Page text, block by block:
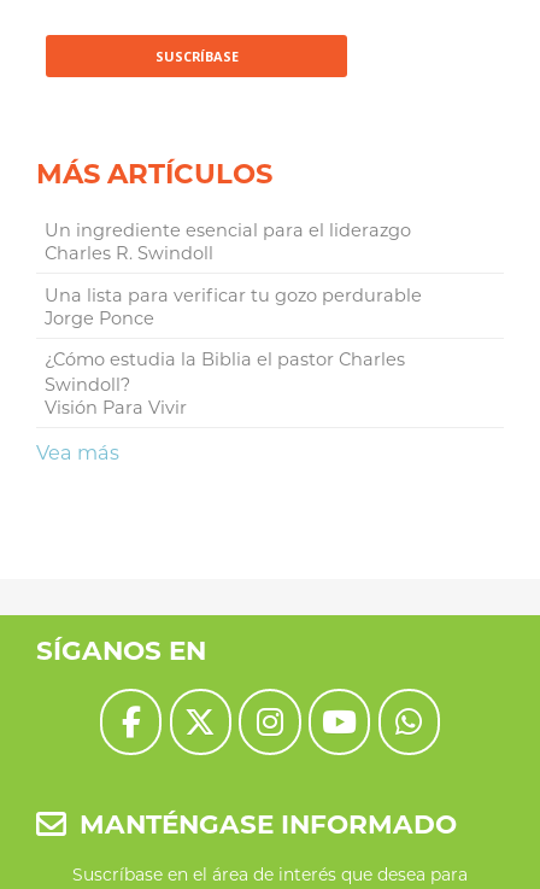
MÁS ARTÍCULOS
Un ingrediente esencial para el liderazgo
Charles R. Swindoll
Una lista para verificar tu gozo perdurable
Jorge Ponce
¿Cómo estudia la Biblia el pastor Charles
Swindoll?
Visión Para Vivir
Vea más
SÍGANOS EN
MANTÉNGASE INFORMADO
Suscríbase en el área de interés que desea para